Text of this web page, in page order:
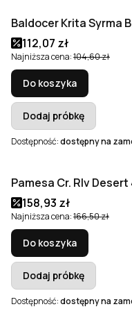
Okazja
Baldocer Krita Syrma
Cena promocyjna
112,07 zł
Najniższa cena:104,60 zł
Do koszyka
Dodaj próbkę
Dostępność:dostępny na
Okazja
Pamesa Cr. Rlv
Cena promocyjna
158,93 zł
Najniższa cena:166,50 zł
Do koszyka
Dodaj próbkę
Dostępność:dostępny na